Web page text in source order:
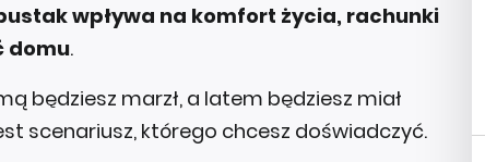
wpływa na komfort życia, rachunki
domu.
będziesz marzł, a latem będziesz miał
scenariusz, którego chcesz doświadczyć.